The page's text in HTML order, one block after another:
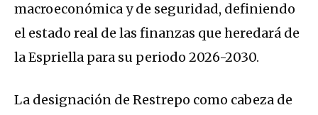
macroeconómica y de seguridad, definiendo
el estado real de las finanzas que heredará de
la Espriella para su periodo 2026-2030.
La designación de Restrepo como cabeza de